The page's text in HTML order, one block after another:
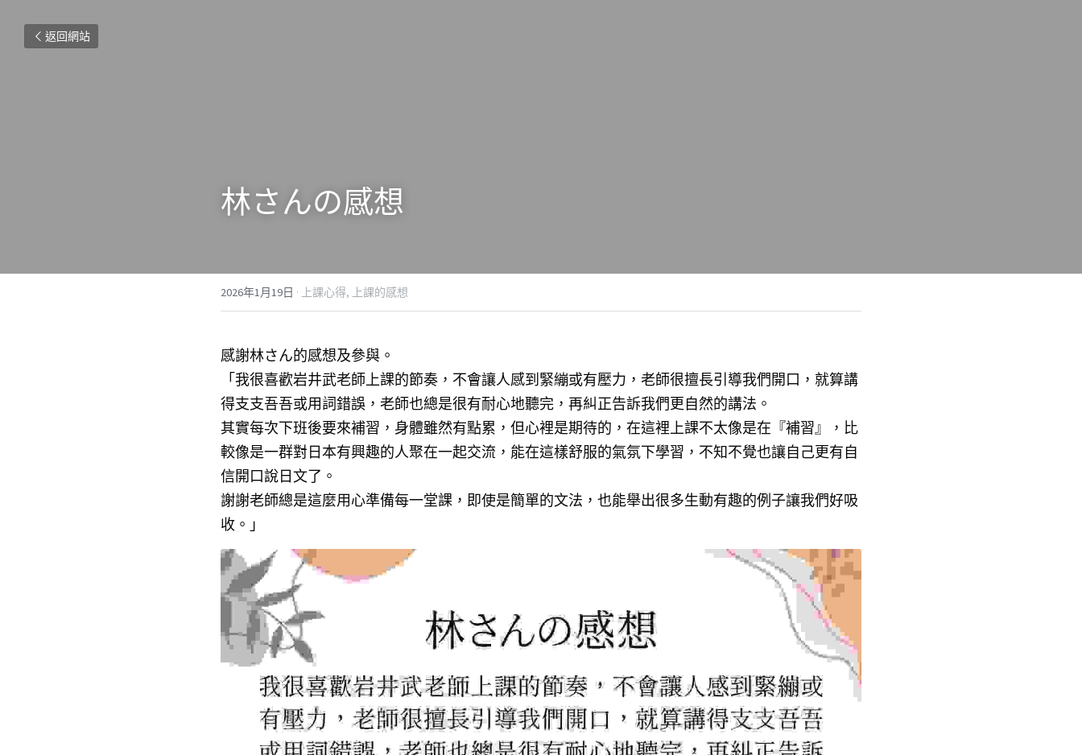
返回網站
林さんの感想
2026年1月19日 · 上課心得, 上課的感想
感謝林さん的感想及參與。
「我很喜歡岩井武老師上課的節奏，不會讓人感到緊繃或有壓力，老師很擅長引導我們開口，就算講
得支支吾吾或用詞錯誤，老師也總是很有耐心地聽完，再糾正告訴我們更自然的講法。
其實每次下班後要來補習，身體雖然有點累，但心裡是期待的，在這裡上課不太像是在『補習』，比
較像是一群對日本有興趣的人聚在一起交流，能在這樣舒服的氣氛下學習，不知不覺也讓自己更有自
信開口說日文了。
謝謝老師總是這麼用心準備每一堂課，即使是簡單的文法，也能舉出很多生動有趣的例子讓我們好吸
收。」